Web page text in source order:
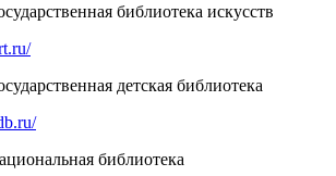
библиотека искусств
детская библиотека
библиотека